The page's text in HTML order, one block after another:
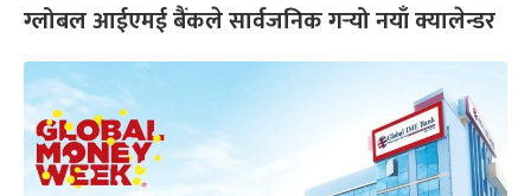
ग्लोबल आईएमई बैंकले सार्वजनिक गर्‍यो नयाँ क्यालेन्डर